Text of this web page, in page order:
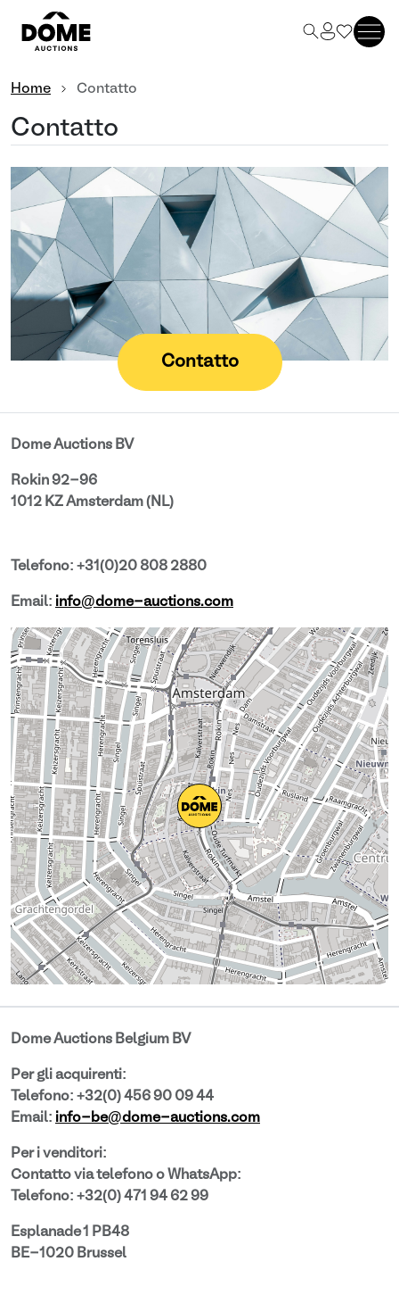
Home Contatto
Contatto
Contatto
Dome Auctions BV
Rokin 92-96
1012 KZ Amsterdam (NL)
Telefono: +31(0)20 808 2880
Email: info@dome-auctions.com
Dome Auctions Belgium BV
Per gli acquirenti:
Telefono: +32(0) 456 90 09 44
Email: info-be@dome-auctions.com
Per i venditori:
Contatto via telefono o WhatsApp:
Telefono: +32(0) 471 94 62 99
Esplanade 1 PB48
BE-1020 Brussel